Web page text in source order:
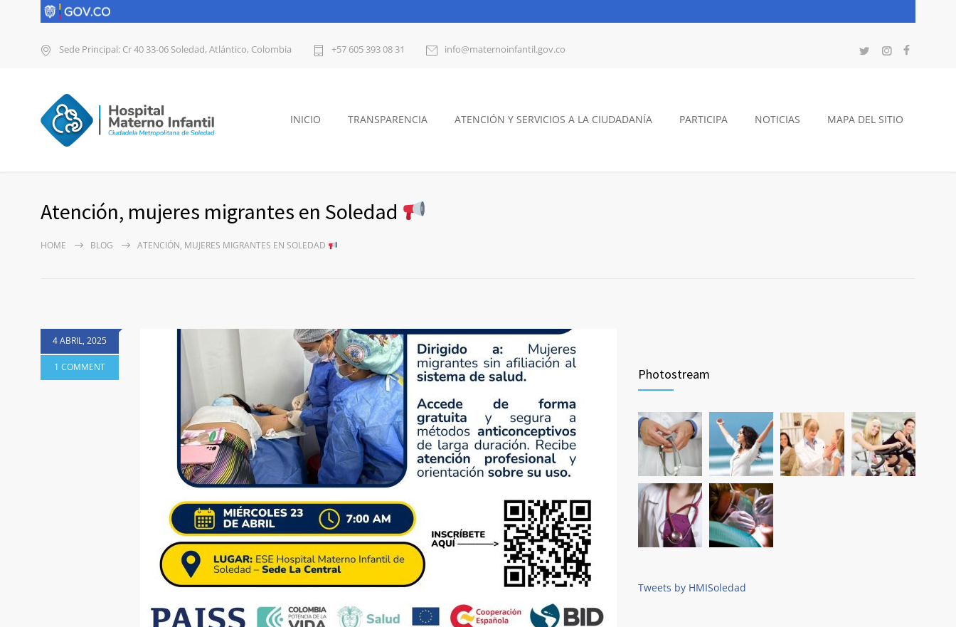
Sede Principal: Cr 40 33-06 Soledad, Atlántico, Colombia +57 605 393 08 31 info@maternoinfantil.gov.co
INICIO TRANSPARENCIA ATENCIÓN Y SERVICIOS A LA CIUDADANÍA PARTICIPA NOTICIAS MAPA DEL SITIO
Atención, mujeres migrantes en Soledad
HOME BLOG ATENCIÓN, MUJERES MIGRANTES EN SOLEDAD
4 ABRIL, 2025
1 COMMENT Photostream
Tweets by HMISoledad